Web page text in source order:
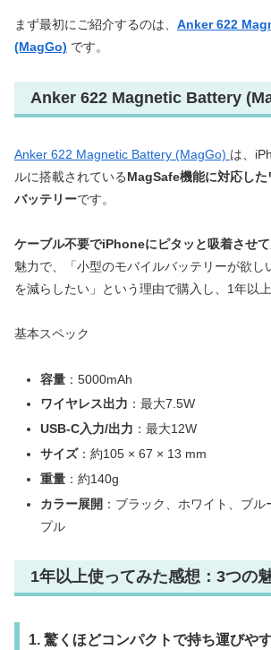
まず最初にご紹介するのは、 Anker 622
(MagGo) です。
Anker 622 Magnetic Battery
Anker 622 Magnetic Battery (MagGo) は、
ルに搭載されているMagSafe機能に対応し
バッテリーです。
ケーブル不要でiPhoneにピタッと吸着させ
魅力で、「小型のモバイルバッテリーが欲し
を減らしたい」という理由で購入し、1年以
基本スペック
容量：5000mAh
ワイヤレス出力 ：最大7.5W
USB-C入力/出力 ：最大12W
サイズ：約105 × 67 × 13 mm
重量：約140g
カラー展開：ブラック、ホワイト、ブル
プル
1年以上使ってみた感想：3つの
1. 驚くほどコンパクトで持ち運びや